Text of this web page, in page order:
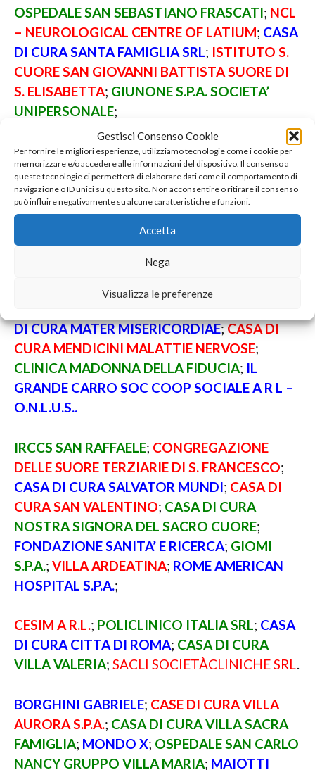
Gestisci Consenso Cookie
Per fornire le migliori esperienze, utilizziamo tecnologie come i cookie per
memorizzare e/o accedere alle informazioni del dispositivo. Il consenso a
queste tecnologie ci permetterà di elaborare dati come il comportamento di
navigazione o ID unici su questo sito. Non acconsentire o ritirare il consenso
può influire negativamente su alcune caratteristiche e funzioni.
Accetta
Nega
Visualizza le preferenze
OSPEDALE SAN SEBASTIANO FRASCATI; NCL
– NEUROLOGICAL CENTRE OF LATIUM; CASA
DI CURA SANTA FAMIGLIA SRL; ISTITUTO S.
CUORE SAN GIOVANNI BATTISTA SUORE DI
S. ELISABETTA; GIUNONE S.P.A. SOCIETA’
UNIPERSONALE;
CASA DI CURA SAN RAFFAELE PORTUENSE;
CASE DI CURA SANATRIX;CENTRO
NAZIONALE LASER;CASA DI CURA VILLA
TIBERIA;CASA DI CURA VILLA BETANIA
CASA DI CURA VILLA GIUSEPPINA
AZIENDA OSPEDALIERA S. CAMILLO –
CIANFRONE PROF. GIANCARLO
DI CURA MATER MISERICORDIAE;CASA DI
CURA MENDICINI MALATTIE NERVOSE;
CLINICA MADONNA DELLA FIDUCIA; IL
GRANDE CARRO SOC COOP SOCIALE A R L –
O.N.L.U.S..
IRCCS SAN RAFFAELE; CONGREGAZIONE
DELLE SUORE TERZIARIE DI S. FRANCESCO;
CASA DI CURA SALVATOR MUNDI; CASA DI
CURA SAN VALENTINO; CASA DI CURA
NOSTRA SIGNORA DEL SACRO CUORE;
FONDAZIONE SANITA’ E RICERCA; GIOMI
S.P.A.; VILLA ARDEATINA; ROME AMERICAN
HOSPITAL S.P.A.;
CESIM A R.L.; POLICLINICO ITALIA SRL; CASA
DI CURA CITTA DI ROMA; CASA DI CURA
VILLA VALERIA; SACLI SOCIETÀCLINICHE SRL.
BORGHINI GABRIELE; CASE DI CURA VILLA
AURORA S.P.A.; CASA DI CURA VILLA SACRA
FAMIGLIA; MONDO X; OSPEDALE SAN CARLO
NANCY GRUPPO VILLA MARIA; MAIOTTI